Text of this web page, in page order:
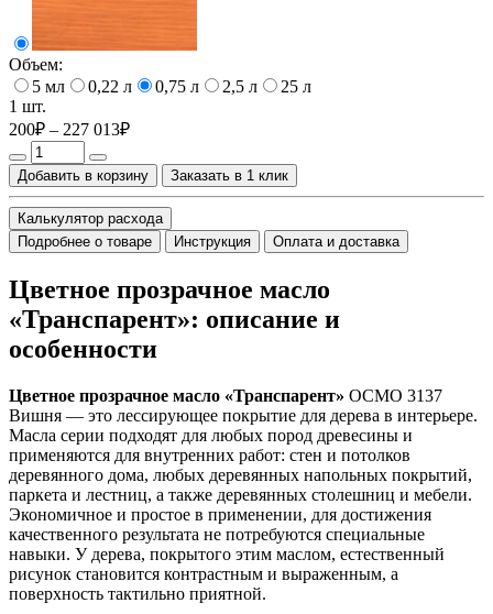
Объем:
5 мл
0,22 л 0,75 л 2,5 л
25 л
1 шт.
200₽ – 227 013₽
Добавить в корзину Заказать в 1 клик
Калькулятор расхода
Подробнее о товаре
Инструкция Оплата и доставка
Цветное прозрачное масло
«Транспарент»: описание и
особенности
Цветное прозрачное масло «Транспарент» ОСМО 3137
Вишня — это лессирующее покрытие для дерева в интерьере.
Масла серии подходят для любых пород древесины и
применяются для внутренних работ: стен и потолков
деревянного дома, любых деревянных напольных покрытий,
паркета и лестниц, а также деревянных столешниц и мебели.
Экономичное и простое в применении, для достижения
качественного результата не потребуются специальные
навыки. У дерева, покрытого этим маслом, естественный
рисунок становится контрастным и выраженным, а
поверхность тактильно приятной.